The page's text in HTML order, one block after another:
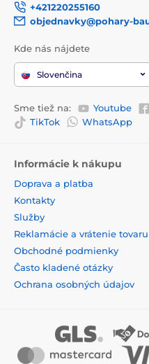
+421220255160
objednavky@pohary-
Kde nás nájdete
Slovenčina
Sme tiež na: Youtube
TikTok
WhatsApp
Informácie k nákupu
Doprava a platba
Kontakty
Služby
Reklamácie a vrátenie tovaru
Obchodné podmienky
Často kladené otázky
Ochrana osobných údajov